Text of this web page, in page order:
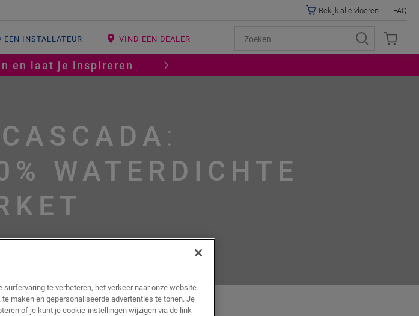
EEN INSTALLATEUR VIND EEN DEALER
Bekijk alle vloeren FAQ
en laat je inspireren
CASCADA :
WATERDICHTE
te verbeteren, het verkeer naar onze website
maken en gepersonaliseerde advertenties te tonen. Je
of je kunt je cookie-instellingen wijzigen via de link